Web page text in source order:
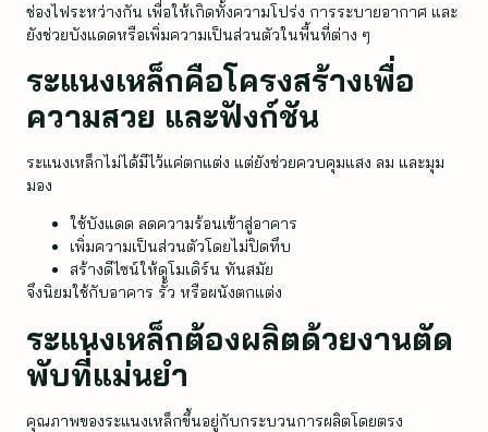
ช่องไฟระหว่างกัน เพื่อให้เกิดทั้งความโปร่ง การระบายอากาศ และ
ยังช่วยบังแดดหรือเพิ่มความเป็นส่วนตัวในพื้นที่ต่าง ๆ
ระแนงเหล็กคือโครงสร้างเพื่อ
ความสวย และฟังก์ชัน
ระแนงเหล็กไม่ได้มีไว้แค่ตกแต่ง แต่ยังช่วยควบคุมแสง ลม และมุม
มอง
ใช้บังแดด ลดความร้อนเข้าสู่อาคาร
เพิ่มความเป็นส่วนตัวโดยไม่ปิดทึบ
สร้างดีไซน์ให้ดูโมเดิร์น ทันสมัย
จึงนิยมใช้กับอาคาร รั้ว หรือผนังตกแต่ง
ระแนงเหล็กต้องผลิตด้วยงานตัด
พับที่แม่นยำ
คุณภาพของระแนงเหล็กขึ้นอยู่กับกระบวนการผลิตโดยตรง